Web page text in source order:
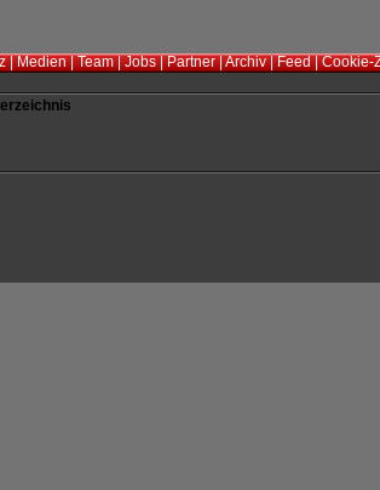
|Medien|Team|Jobs|Partner|Archiv|Feed|Cookie-